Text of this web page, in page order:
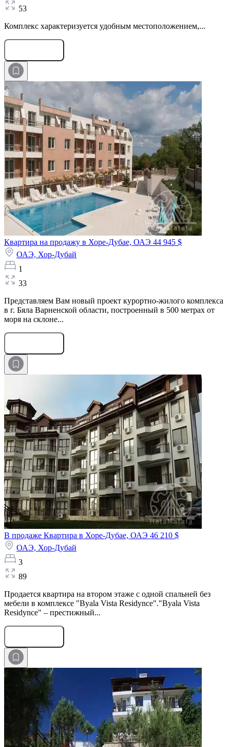
53
Комплекс характеризуется удобным местоположением,...
Квартира на продажу в Хоре-Дубае, ОАЭ 44 945 $
ОАЭ, Хор-Дубай
1
33
Представляем Вам новый проект курортно-жилого комплекса
в г. Бяла Варненской области, построенный в 500 метрах от
моря на склоне...
В продаже Квартира в Хоре-Дубае, ОАЭ 46 210 $
ОАЭ, Хор-Дубай
3
89
Продается квартира на втором этаже с одной спальней без
мебели в комплексе "Byala Vista Residуnce"."Byala Vista
Residуnce" – престижный...